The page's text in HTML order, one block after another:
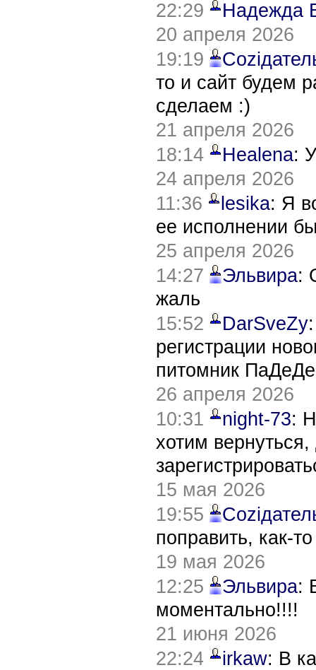
22:29
Надежда
20 апреля 2026
19:19
то и сайт будем
сделаем :)
21 апреля 2026
18:14
Healena:
24 апреля 2026
11:36
lesika: Я
ее исполнении
25 апреля 2026
14:27
Эльвира:
жаль
15:52
DarSveZy
регистрации
питомник
26 апреля 2026
10:31
night-73:
хотим
15 мая 2026
19:55
поправить, как-
19 мая 2026
12:25
Эльвира:
моментально!!!!
21 июня 2026
22:24
irkaw: В